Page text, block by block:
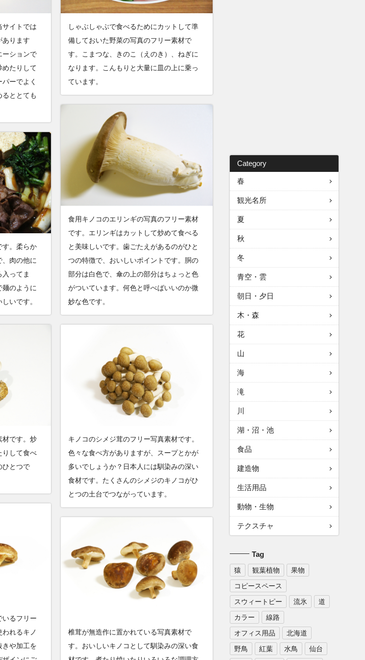
サイトでは
あります
ーションで
めたりして
ーでよく
るととても
しゃぶしゃぶで食べるためにカットして準
備しておいた野菜の写真のフリー素材で
す。こまつな、きのこ（えのき）、ねぎに
なります。こんもりと大量に皿の上に乗っ
ています。
食用キノコのエリンギの写真のフリー素材
です。エリンギはカットして炒めて食べる
と美味しいです。歯ごたえがあるのがひと
つの特徴で、おいしいポイントです。胴の
部分は白色で、傘の上の部分はちょっと色
がついています。何色と呼べばいいのか微
妙な色です。
す。柔らか
、肉の他に
ってま
麺のように
いです。
材です。炒
りして食べ
ひとつで
キノコのシメジ茸のフリー写真素材です。
色々な食べ方がありますが、スープとかが
多いでしょうか？日本人には馴染みの深い
食材です。たくさんのシメジのキノコがひ
とつの土台でつながっています。
いるフリー
れるキノ
きや加工を
椎茸が無造作に置かれている写真素材で
す。おいしいキノコとして馴染みの深い食
Category
春
観光名所
夏
秋
冬
青空・雲
朝日・夕日
木・森
花
山
海
滝
川
湖・沼・池
食品
建造物
生活用品
動物・生物
テクスチャ
Tag
猿 観葉植物
果物
コピースペース
スウィートピー
流氷
道
カラー
線路
オフィス用品
北海道
野鳥
紅葉 水鳥 仙台